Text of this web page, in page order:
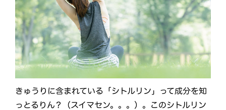
きゅうりに含まれている「シトルリン」って成分を知
っとるりん？（スイマセン。。。）。このシトルリン